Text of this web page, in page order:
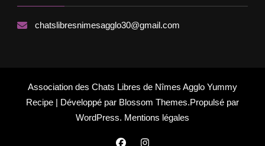
chatslibresnimesagglo30@gmail.com
Association des Chats Libres de Nîmes Agglo Yummy
Recipe | Développé par Blossom Themes.Propulsé par
WordPress. Mentions légales